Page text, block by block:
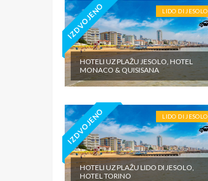
IZDVOJENO LIDO DI JESOLO
HOTELI UZ PLAŽU JESOLO, HOTEL
MONACO & QUISISANA
IZDVOJENO LIDO DI JESOLO
HOTELI UZ PLAŽU LIDO DI JESOLO,
HOTEL TORINO